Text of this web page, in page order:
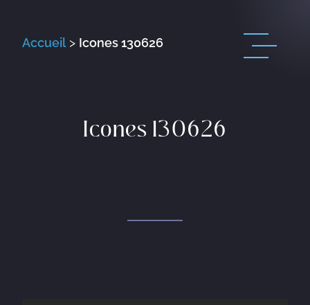
Accueil> Icones 130626
Icones 130626